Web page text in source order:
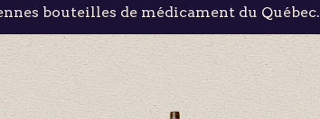
bouteilles de médicament du Québec.